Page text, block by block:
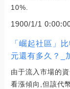
10%.
1900/1/1
「崛起社區」
元還有多久？_
由于流入市場的
看漲傾向,但該代